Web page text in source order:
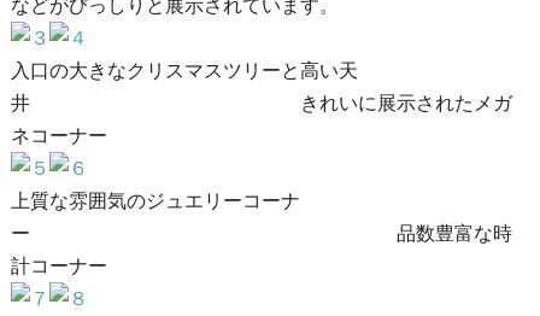
入口の大きなクリスマスツリーと高い天
井 きれいに展示されたメガ
ネコーナー
上質な雰囲気のジュエリーコーナ
ー 品数豊富な時
計コーナー